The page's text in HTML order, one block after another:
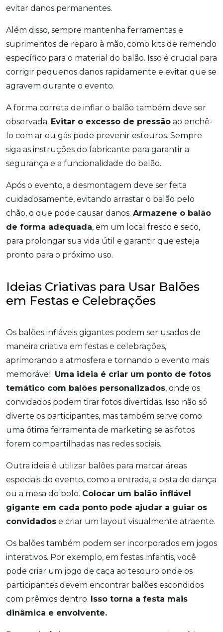
evitar danos permanentes.
Além disso, sempre mantenha ferramentas e
suprimentos de reparo à mão, como kits de remendo
específico para o material do balão. Isso é crucial para
corrigir pequenos danos rapidamente e evitar que se
agravem durante o evento.
A forma correta de inflar o balão também deve ser
observada. Evitar o excesso de pressão ao enchê-
lo com ar ou gás pode prevenir estouros. Sempre
siga as instruções do fabricante para garantir a
segurança e a funcionalidade do balão.
Após o evento, a desmontagem deve ser feita
cuidadosamente, evitando arrastar o balão pelo
chão, o que pode causar danos. Armazene o balão
de forma adequada, em um local fresco e seco,
para prolongar sua vida útil e garantir que esteja
pronto para o próximo uso.
Ideias Criativas para Usar Balões
em Festas e Celebrações
Os balões infláveis gigantes podem ser usados de
maneira criativa em festas e celebrações,
aprimorando a atmosfera e tornando o evento mais
memorável. Uma ideia é criar um ponto de fotos
temático com balões personalizados, onde os
convidados podem tirar fotos divertidas. Isso não só
diverte os participantes, mas também serve como
uma ótima ferramenta de marketing se as fotos
forem compartilhadas nas redes sociais.
Outra ideia é utilizar balões para marcar áreas
especiais do evento, como a entrada, a pista de dança
ou a mesa do bolo. Colocar um balão inflável
gigante em cada ponto pode ajudar a guiar os
convidados e criar um layout visualmente atraente.
Os balões também podem ser incorporados em jogos
interativos. Por exemplo, em festas infantis, você
pode criar um jogo de caça ao tesouro onde os
participantes devem encontrar balões escondidos
com prêmios dentro. Isso torna a festa mais
dinâmica e envolvente.